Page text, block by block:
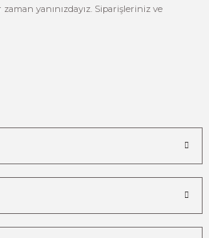
yanınızdayız. Siparişleriniz ve